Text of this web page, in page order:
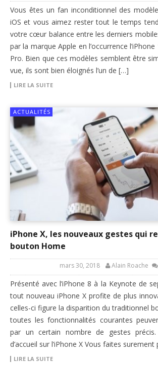
Vous êtes un fan inconditionnel des
iOS et vous aimez rester tout le temps
votre cœur balance entre les derniers
par la marque Apple en l’occurrence
Pro. Bien que ces modèles semblent être
vue, ils sont bien éloignés l’un de […]
LIRE LA SUITE
ACTUALITÉS
iPhone X, les nouveaux gestes qui
bouton Home
mars 30, 2018 Alain Roache
Présenté avec l’iPhone 8 à la Keynote de
tout nouveau iPhone X profite de plus
celles-ci figure la disparition du traditionnel
toutes les fonctionnalités courantes
par un certain nombre de gestes
d’accueil sur l’iPhone X Vous faites
LIRE LA SUITE